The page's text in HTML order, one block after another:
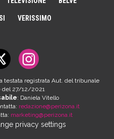
VERISSIMO
testata registrata Aut. del tribunale
del 27/12/2021
: Daniela Vitello
redazione@perizona.it
marketing@perizona.it
privacy settings